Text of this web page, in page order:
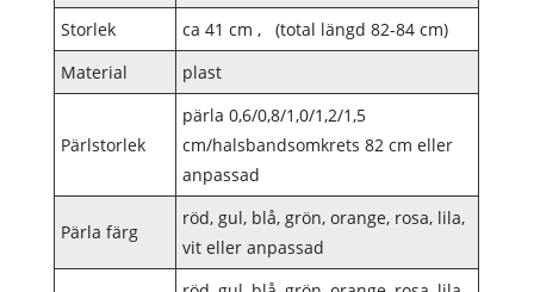
Storlek
ca 41 cm , (total längd 82-84 cm)
Material
plast
Pärlstorlek
pärla 0,6/0,8/1,0/1,2/1,5
cm/halsbandsomkrets 82 cm eller
anpassad
Pärla färg
röd, gul, blå, grön, orange, rosa, lila,
vit eller anpassad